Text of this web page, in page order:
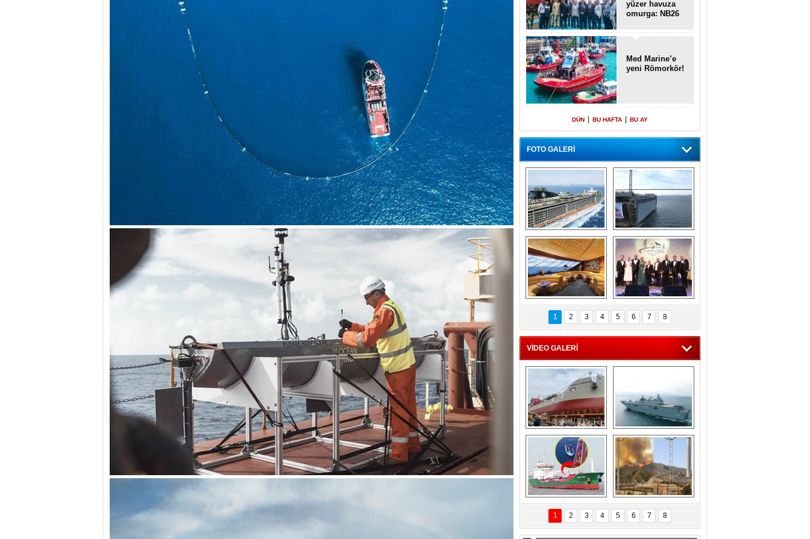
yüzer havuza
omurga: NB26
Med Marine’e
yeni Römorkör!
DÜN BU HAFTA BU AY
FOTO GALERİ
“Gemi içinde gemi”
konsepti ile MSC
Splendida
Dünyada tek!
Denizaltı yüzer
havuzu intikal
seyrine başladı
MSC'den 55 milyon
euroluk turizm geliri
müjdesi
5. Bosphorus Ship
Brokers Dinner,
İstanbul’da yapıldı
1 2 3 4 5 6 7 8
VİDEO GALERİ
Çeksan Tersanesi,
Başaran Bayrak
tankerini suya
indirdi
TCG Anadolu,
tersane teknik
seyrini tamamladı
Göçmenlerin
imdadına Türk
sahipli MINA DENIZ
yetişti
Milas’taki yangın
yeniden termik
santrallere doğru
ilerliyor
1 2 3 4 5 6 7 8